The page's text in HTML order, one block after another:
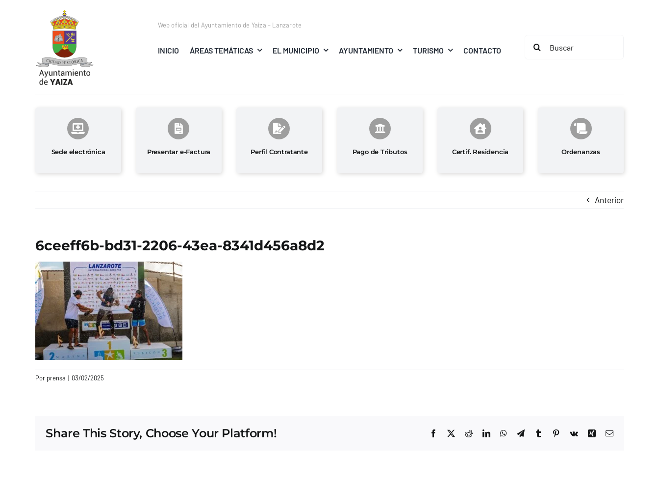
Web oficial del Ayuntamiento de Yaiza – Lanzarote
INICIO ÁREAS TEMÁTICAS EL MUNICIPIO AYUNTAMIENTO TURISMO CONTACTO
Buscar:
Sede electrónica Presentar e-Factura Perfil Contratante Pago de Tributos Certif. Residencia Ordenanzas
Anterior
6ceeff6b-bd31-2206-43ea-8341d456a8d2
Por prensa | 03/02/2025
Share This Story, Choose Your Platform! Facebook
X RedditLinkedInWhatsApp
TelegramTumblrPinterest
Vk Xing Correo